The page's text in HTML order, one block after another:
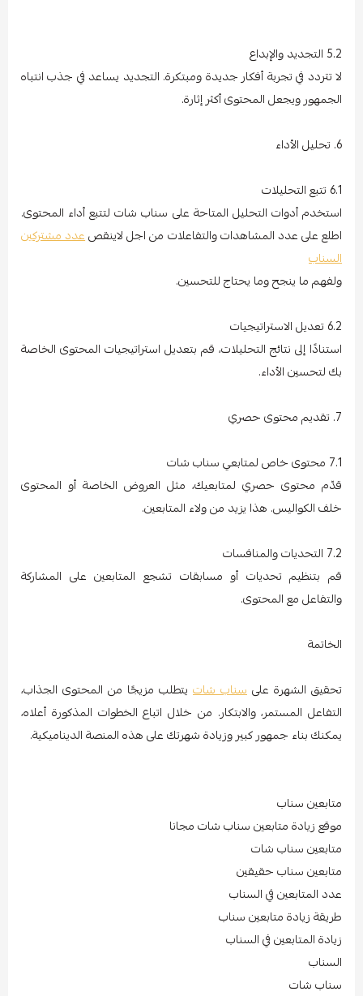
5.2 التجديد والإبداع
لا تتردد في تجربة أفكار جديدة ومبتكرة. التجديد يساعد في جذب انتباه
الجمهور ويجعل المحتوى أكثر إثارة.
6. تحليل الأداء
6.1 تتبع التحليلات
استخدم أدوات التحليل المتاحة على سناب شات لتتبع أداء المحتوى.
اطلع على عدد المشاهدات والتفاعلات من اجل لاينقصعدد مشتركين
السناب
ولفهم ما ينجح وما يحتاج للتحسين.
6.2 تعديل الاستراتيجيات
استنادًا إلى نتائج التحليلات، قم بتعديل استراتيجيات المحتوى الخاصة
بك لتحسين الأداء.
7. تقديم محتوى حصري
7.1 محتوى خاص لمتابعي سناب شات
قدّم محتوى حصري لمتابعيك، مثل العروض الخاصة أو المحتوى
خلف الكواليس. هذا يزيد من ولاء المتابعين.
7.2 التحديات والمنافسات
قم بتنظيم تحديات أو مسابقات تشجع المتابعين على المشاركة
والتفاعل مع المحتوى.
الخاتمة
تحقيق الشهرة على سناب شات يتطلب مزيجًا من المحتوى الجذاب،
التفاعل المستمر، والابتكار. من خلال اتباع الخطوات المذكورة أعلاه،
يمكنك بناء جمهور كبير وزيادة شهرتك على هذه المنصة الديناميكية.
متابعين سناب
موقع زيادة متابعين سناب شات مجانا
متابعين سناب شات
متابعين سناب حقيقين
عدد المتابعين في السناب
طريقة زيادة متابعين سناب
زيادة المتابعين في السناب
السناب
سناب شات